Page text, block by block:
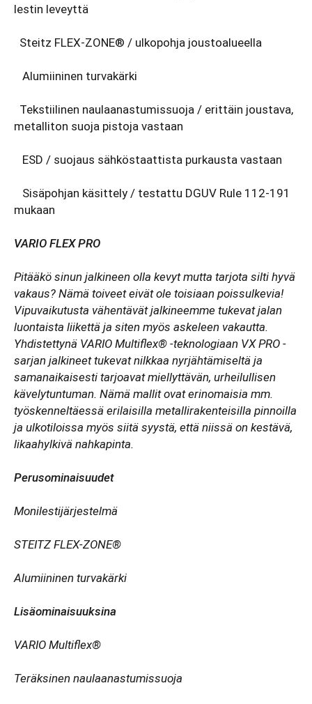
lestin leveyttä
Steitz FLEX-ZONE® / ulkopohja joustoalueella
Alumiininen turvakärki
Tekstiilinen naulaanastumissuoja / erittäin joustava,
metalliton suoja pistoja vastaan
ESD / suojaus sähköstaattista purkausta vastaan
Sisäpohjan käsittely / testattu DGUV Rule 112-191
mukaan
VARIO FLEX PRO
Pitääkö sinun jalkineen olla kevyt mutta tarjota silti hyvä
vakaus? Nämä toiveet eivät ole toisiaan poissulkevia!
Vipuvaikutusta vähentävät jalkineemme tukevat jalan
luontaista liikettä ja siten myös askeleen vakautta.
Yhdistettynä VARIO Multiflex® -teknologiaan VX PRO -
sarjan jalkineet tukevat nilkkaa nyrjähtämiseltä ja
samanaikaisesti tarjoavat miellyttävän, urheilullisen
kävelytuntuman. Nämä mallit ovat erinomaisia mm.
työskenneltäessä erilaisilla metallirakenteisilla pinnoilla
ja ulkotiloissa myös siitä syystä, että niissä on kestävä,
likaahylkivä nahkapinta.
Perusominaisuudet
Monilestijärjestelmä
STEITZ FLEX-ZONE®
Alumiininen turvakärki
Lisäominaisuuksina
VARIO Multiflex®
Teräksinen naulaanastumissuoja